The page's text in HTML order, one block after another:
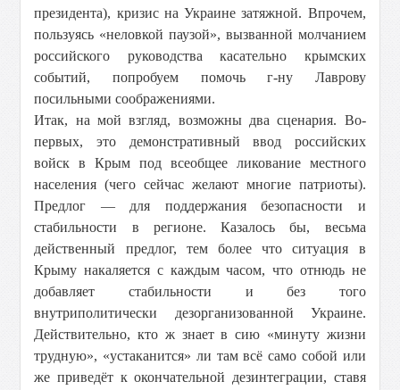
президента), кризис на Украине затяжной. Впрочем,
пользуясь «неловкой паузой», вызванной молчанием
российского руководства касательно крымских
событий, попробуем помочь г-ну Лаврову
посильными соображениями.
Итак, на мой взгляд, возможны два сценария. Во-
первых, это демонстративный ввод российских
войск в Крым под всеобщее ликование местного
населения (чего сейчас желают многие патриоты).
Предлог — для поддержания безопасности и
стабильности в регионе. Казалось бы, весьма
действенный предлог, тем более что ситуация в
Крыму накаляется с каждым часом, что отнюдь не
добавляет стабильности и без того
внутриполитически дезорганизованной Украине.
Действительно, кто ж знает в сию «минуту жизни
трудную», «устаканится» ли там всё само собой или
же приведёт к окончательной дезинтеграции, ставя